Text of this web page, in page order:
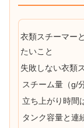
衣類スチーマー
たいこと
失敗しない衣類
スチーム量（g/
立ち上がり時間
タンク容量と連